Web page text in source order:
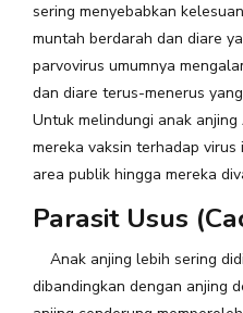
sering menyebabkan
muntah berdarah dan diare
parvovirus umumnya
dan diare terus-menerus
Untuk melindungi anak
mereka vaksin terhadap
area publik hingga mereka
Parasit Usus
Anak anjing lebih sering
dibandingkan dengan anjing